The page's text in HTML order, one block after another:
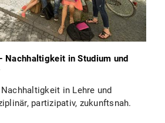
Nachhaltigkeit in Studium und
in Lehre und
partizipativ, zukunftsnah.